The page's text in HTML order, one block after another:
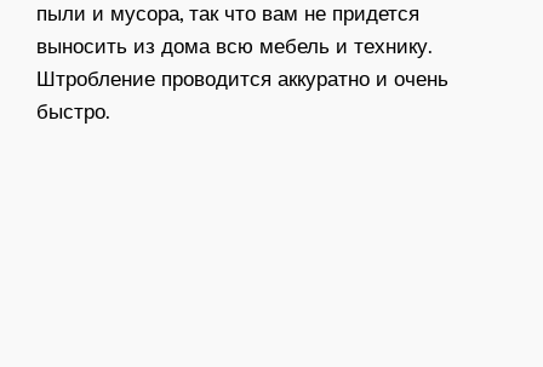
пыли и мусора, так что вам не придется
выносить из дома всю мебель и технику.
Штробление проводится аккуратно и очень
быстро.